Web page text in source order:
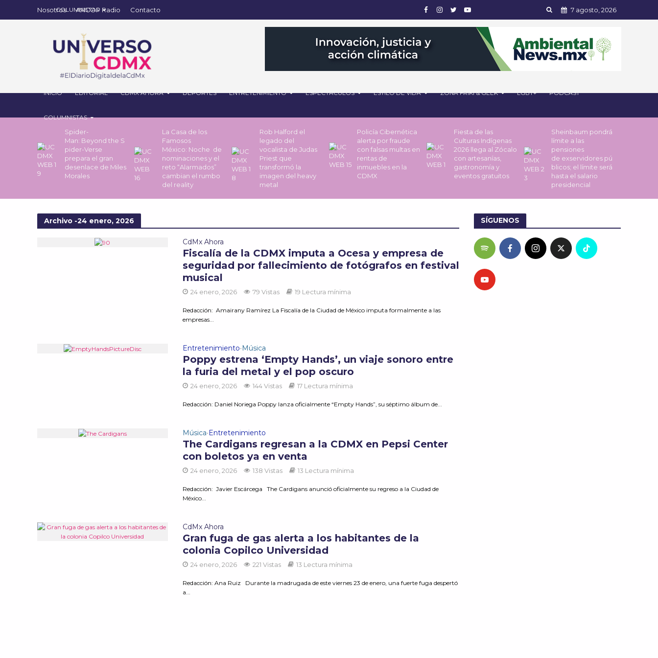
Nosotros ANCOP Radio Contacto 7 agosto, 2026
INICIO EDITORIAL CDMX AHORA DEPORTES ENTRETENIMIENTO ESPECTÁCULOS ESTILO DE VIDA ZONA FRIKI & GEEK LGBT+ PODCAST
COLUMNISTAS
Spider-
Man: Beyond the S
pider-Verse
prepara el gran
desenlace de Miles
Morales
La Casa de los
Famosos
México: Noche de
nominaciones y el
reto “Alarmados”
cambian el rumbo
del reality
Rob Halford el
legado del
vocalista de Judas
Priest que
transformó la
imagen del heavy
metal
Policía Cibernética
alerta por fraude
con falsas multas en
rentas de
inmuebles en la
CDMX
Fiesta de las
Culturas Indígenas
2026 llega al Zócalo
con artesanías,
gastronomía y
eventos gratuitos
Sheinbaum pondrá
límite a las
pensiones
de exservidores pú
blicos; el límite será
hasta el salario
presidencial
Archivo -24 enero, 2026
CdMx Ahora
Fiscalía de la CDMX imputa a Ocesa y empresa de
seguridad por fallecimiento de fotógrafos en festival
musical
24 enero, 2026 79 Vistas 19 Lectura mínima
Redacción: Amairany Ramírez La Fiscalía de la Ciudad de México imputa formalmente a las
empresas...
Entretenimiento•Música
Poppy estrena ‘Empty Hands’, un viaje sonoro entre
la furia del metal y el pop oscuro
24 enero, 2026 144 Vistas 17 Lectura mínima
Redacción: Daniel Noriega Poppy lanza oficialmente “Empty Hands”, su séptimo álbum de...
Música•Entretenimiento
The Cardigans regresan a la CDMX en Pepsi Center
con boletos ya en venta
24 enero, 2026 138 Vistas 13 Lectura mínima
Redacción: Javier Escárcega The Cardigans anunció oficialmente su regreso a la Ciudad de
México...
CdMx Ahora
Gran fuga de gas alerta a los habitantes de la
colonia Copilco Universidad
24 enero, 2026 221 Vistas 13 Lectura mínima
Redacción: Ana Ruiz Durante la madrugada de este viernes 23 de enero, una fuerte fuga despertó
a...
SÍGUENOS